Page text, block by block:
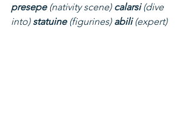
presepe (nativity scene) calarsi (dive
into) statuine (figurines) abili (expert)